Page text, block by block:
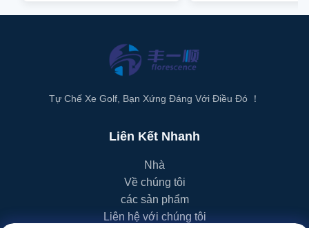
Tự Chế Xe Golf, Bạn Xứng Đáng Với Điều Đó ！
Liên Kết Nhanh
Nhà
Về chúng tôi
các sản phẩm
Liên hệ với chúng tôi